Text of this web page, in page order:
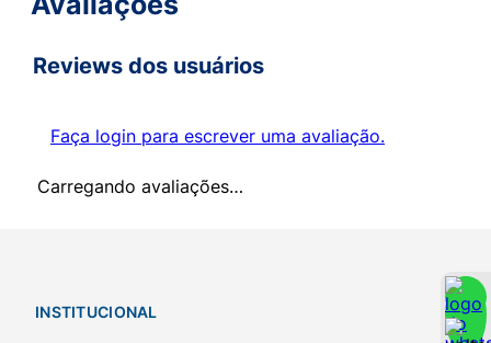
Reviews dos usuários
Faça login para escrever uma avaliação.
Carregando avaliações…
INSTITUCIONAL